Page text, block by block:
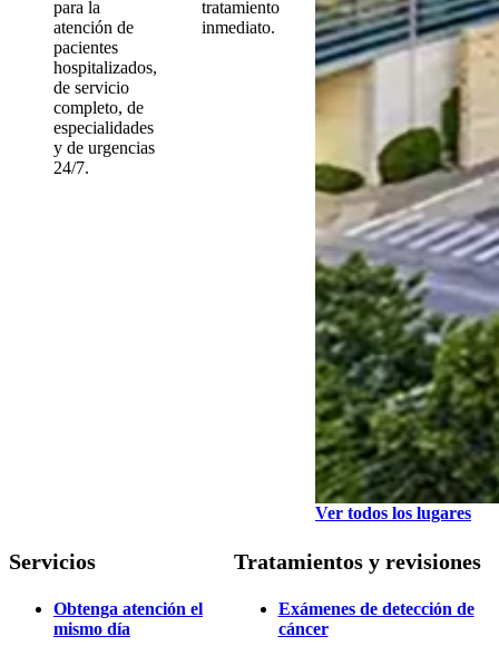
para la
atención de
pacientes
hospitalizados,
de servicio
completo, de
especialidades
y de urgencias
24/7.
tratamiento
inmediato.
Ver todos los lugares
Servicios
Obtenga atención el
mismo día
Tratamientos y revisiones
Exámenes de detección de
cáncer